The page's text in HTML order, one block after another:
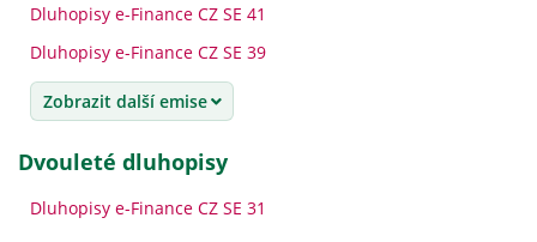
Dluhopisy e-Finance CZ SE 41
Dluhopisy e-Finance CZ SE 39
Zobrazit další emise
dvouleté dluhopisy
Dluhopisy e-Finance CZ SE 31